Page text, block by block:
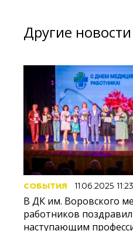
Другие
СОБЫТИЯ 11.06.2025 11:23
В ДК им. Воровского
работников
наступающим